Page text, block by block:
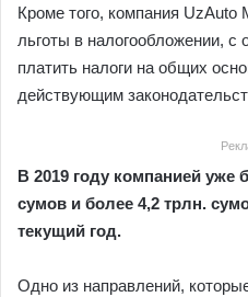
Кроме того, компания
льготы в налогообложении, с
платить налоги на общих
действующим
В 2019 году компанией
сумов и более 4,2 трлн.
текущий год.
Одно из направлений,